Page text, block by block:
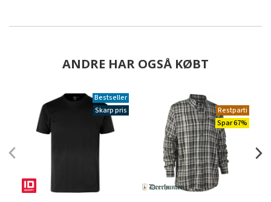
ANDRE HAR OGSÅ KØBT
Bestseller
Skarp pris
Restparti
Spar 67%